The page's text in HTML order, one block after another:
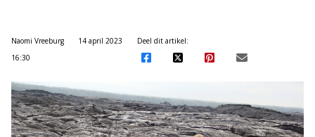
Naomi Vreeburg
14 april 2023
16:30
Deel dit artikel: